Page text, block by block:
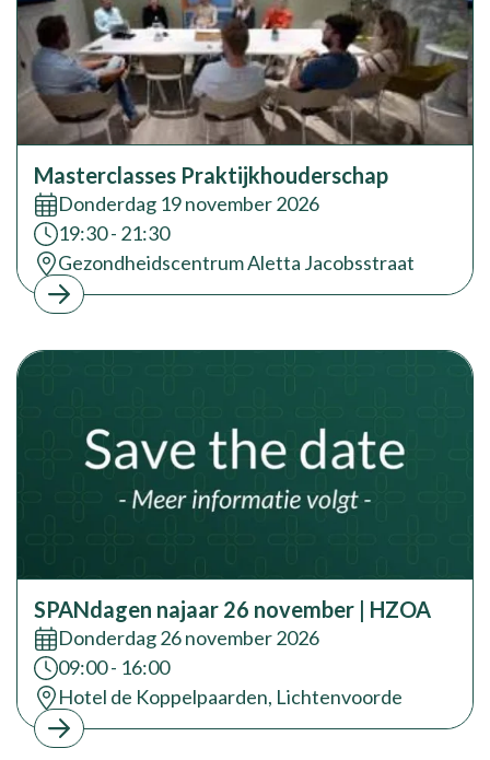
Masterclasses Praktijkhouderschap
Datum:
Donderdag 19 november 2026
Tijd:19:30 - 21:30
Locatie:
Gezondheidscentrum Aletta Jacobsstraat
SPANdagen najaar 26 november | HZOA
Datum:
Donderdag 26 november 2026
Tijd:09:00 - 16:00
Locatie:
Hotel de Koppelpaarden, Lichtenvoorde